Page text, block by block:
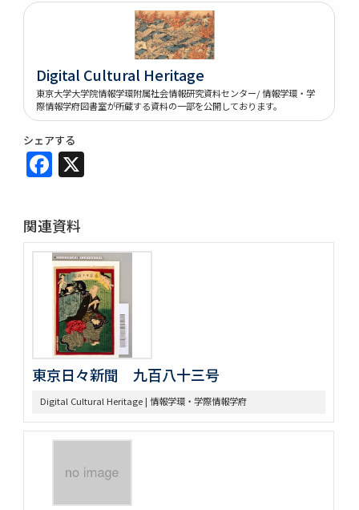
Digital Cultural Heritage
東京大学大学院情報学環附属社会情報研究資料センター/ 情報学環・学
際情報学府図書室が所蔵する資料の一部を公開しております。
シェアする
Facebook
関連資料
東京日々新聞 九百八十三号
Digital Cultural Heritage | 情報学環・学際情報学府